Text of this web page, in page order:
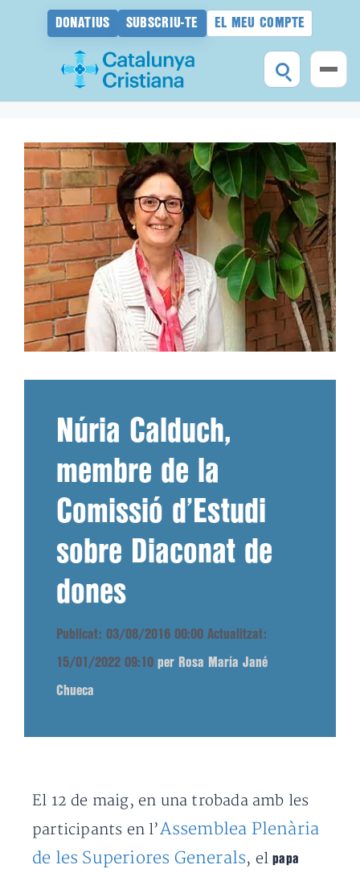
DONATIUS SUBSCRIU-TE EL MEU COMPTE
contingut
Núria Calduch,
membre de la
Comissió d’Estudi
sobre Diaconat de
dones
Publicat: 03/08/2016 00:00 Actualitzat:
15/01/2022 09:10 per Rosa María Jané
Chueca
El 12 de maig, en una trobada amb les
participants en l’Assemblea Plenària
de les Superiores Generals, elpapa